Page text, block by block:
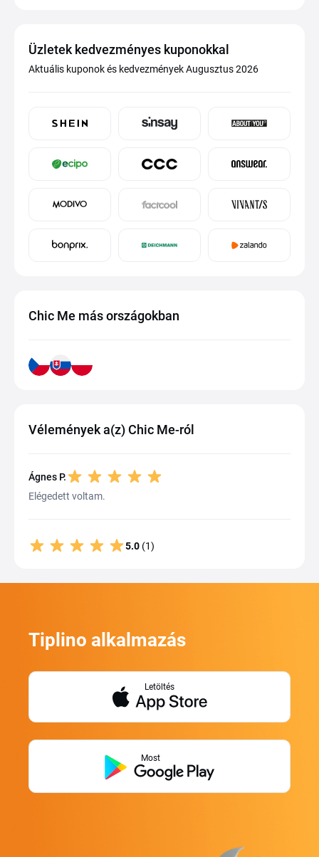
Üzletek kedvezményes kuponokkal
Aktuális kuponok és kedvezmények Augusztus 2026
Chic Me más országokban
Vélemények a(z) Chic Me-ról
Ágnes P.
Elégedett voltam.
5.0 (1)
Tiplino alkalmazás
Letöltés
Most